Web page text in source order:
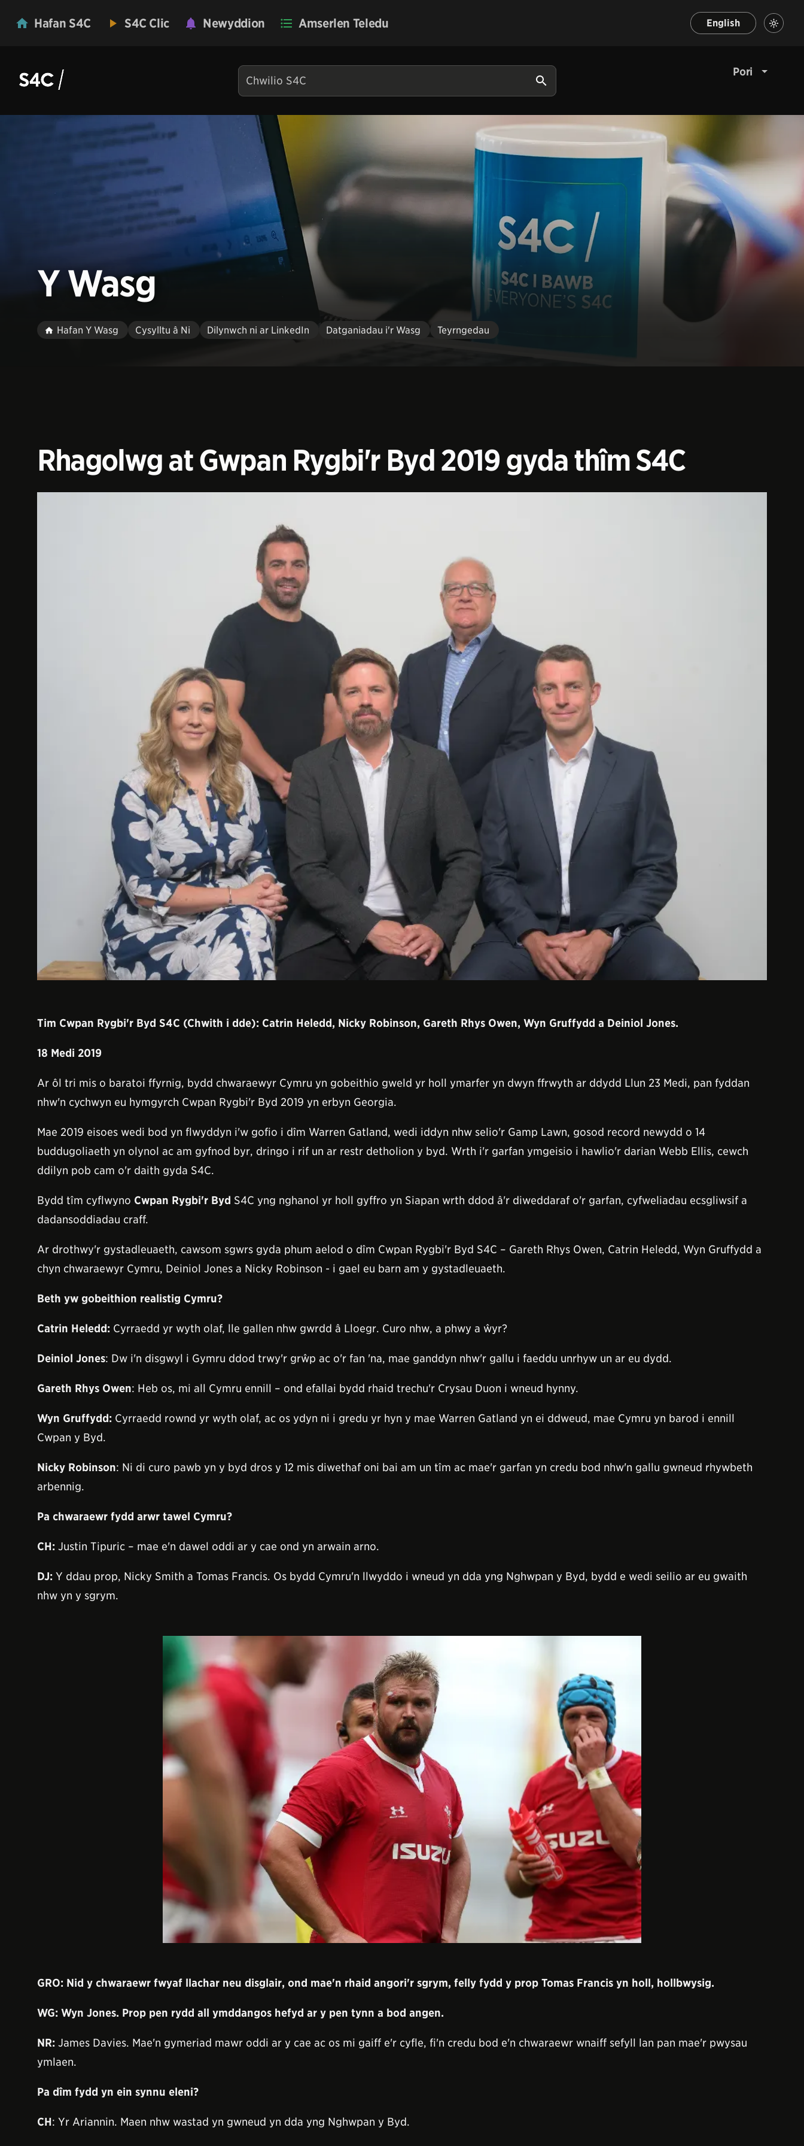
Hafan S4C S4C Clic Newyddion Amserlen Teledu English
Pori
Y Wasg
Hafan Y Wasg Cysylltu â Ni Dilynwch ni ar LinkedIn Datganiadau i'r Wasg Teyrngedau
Rhagolwg at Gwpan Rygbi'r Byd 2019 gyda thîm S4C
Tim Cwpan Rygbi'r Byd S4C (Chwith i dde): Catrin Heledd, Nicky Robinson, Gareth Rhys Owen, Wyn Gruffydd a Deiniol Jones.
18 Medi 2019
Ar ôl tri mis o baratoi ffyrnig, bydd chwaraewyr Cymru yn gobeithio gweld yr holl ymarfer yn dwyn ffrwyth ar ddydd Llun 23 Medi, pan fyddan
nhw'n cychwyn eu hymgyrch Cwpan Rygbi'r Byd 2019 yn erbyn Georgia.
Mae 2019 eisoes wedi bod yn flwyddyn i'w gofio i dîm Warren Gatland, wedi iddyn nhw selio'r Gamp Lawn, gosod record newydd o 14
buddugoliaeth yn olynol ac am gyfnod byr, dringo i rif un ar restr detholion y byd. Wrth i'r garfan ymgeisio i hawlio'r darian Webb Ellis, cewch
ddilyn pob cam o'r daith gyda S4C.
Bydd tîm cyflwyno Cwpan Rygbi'r Byd S4C yng nghanol yr holl gyffro yn Siapan wrth ddod â'r diweddaraf o'r garfan, cyfweliadau ecsgliwsif a
dadansoddiadau craff.
Ar drothwy'r gystadleuaeth, cawsom sgwrs gyda phum aelod o dîm Cwpan Rygbi'r Byd S4C – Gareth Rhys Owen, Catrin Heledd, Wyn Gruffydd a
chyn chwaraewyr Cymru, Deiniol Jones a Nicky Robinson - i gael eu barn am y gystadleuaeth.
Beth yw gobeithion realistig Cymru?
Catrin Heledd: Cyrraedd yr wyth olaf, lle gallen nhw gwrdd â Lloegr. Curo nhw, a phwy a ŵyr?
Deiniol Jones: Dw i'n disgwyl i Gymru ddod trwy'r grŵp ac o'r fan 'na, mae ganddyn nhw'r gallu i faeddu unrhyw un ar eu dydd.
Gareth Rhys Owen: Heb os, mi all Cymru ennill – ond efallai bydd rhaid trechu'r Crysau Duon i wneud hynny.
Wyn Gruffydd: Cyrraedd rownd yr wyth olaf, ac os ydyn ni i gredu yr hyn y mae Warren Gatland yn ei ddweud, mae Cymru yn barod i ennill
Cwpan y Byd.
Nicky Robinson: Ni di curo pawb yn y byd dros y 12 mis diwethaf oni bai am un tîm ac mae'r garfan yn credu bod nhw'n gallu gwneud rhywbeth
arbennig.
Pa chwaraewr fydd arwr tawel Cymru?
CH: Justin Tipuric – mae e'n dawel oddi ar y cae ond yn arwain arno.
DJ: Y ddau prop, Nicky Smith a Tomas Francis. Os bydd Cymru'n llwyddo i wneud yn dda yng Nghwpan y Byd, bydd e wedi seilio ar eu gwaith
nhw yn y sgrym.
GRO: Nid y chwaraewr fwyaf llachar neu disglair, ond mae'n rhaid angori'r sgrym, felly fydd y prop Tomas Francis yn holl, hollbwysig.
WG: Wyn Jones. Prop pen rydd all ymddangos hefyd ar y pen tynn a bod angen.
NR: James Davies. Mae'n gymeriad mawr oddi ar y cae ac os mi gaiff e'r cyfle, fi'n credu bod e'n chwaraewr wnaiff sefyll lan pan mae'r pwysau
ymlaen.
Pa dîm fydd yn ein synnu eleni?
CH: Yr Ariannin. Maen nhw wastad yn gwneud yn dda yng Nghwpan y Byd.